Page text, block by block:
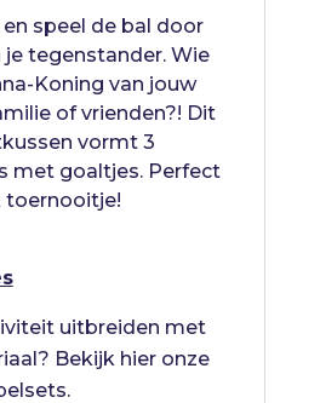
speel de bal door
je tegenstander. Wie
Koning van jouw
of vrienden?! Dit
vormt 3
met goaltjes. Perfect
toernooitje!
uitbreiden met
Bekijk hieronze